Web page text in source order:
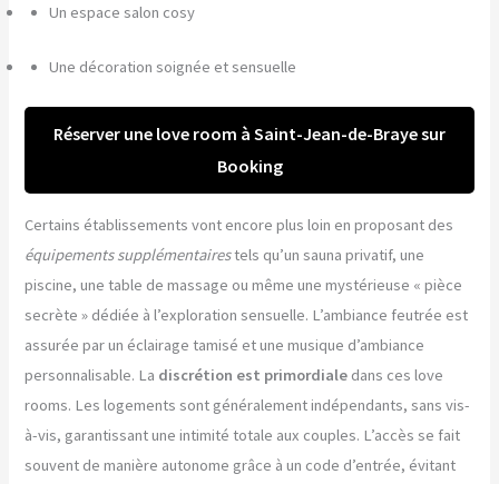
Un espace salon cosy
Une décoration soignée et sensuelle
Réserver une love room à Saint-Jean-de-Braye sur
Booking
Certains établissements vont encore plus loin en proposant des
équipements supplémentairestels qu’un sauna privatif, une
piscine, une table de massage ou même une mystérieuse « pièce
secrète » dédiée à l’exploration sensuelle. L’ambiance feutrée est
assurée par un éclairage tamisé et une musique d’ambiance
personnalisable. La discrétion est primordiale dans ces love
rooms. Les logements sont généralement indépendants, sans vis-
à-vis, garantissant une intimité totale aux couples. L’accès se fait
souvent de manière autonome grâce à un code d’entrée, évitant